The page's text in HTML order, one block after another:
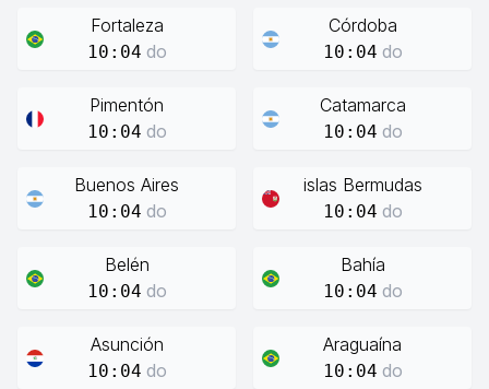
Fortaleza
10:04 do
Córdoba
10:04 do
Pimentón
10:04 do
Catamarca
10:04 do
Buenos Aires
10:04 do
islas Bermudas
10:04 do
Belén
10:04 do
Bahía
10:04 do
Asunción
10:04 do
Araguaína
10:04 do